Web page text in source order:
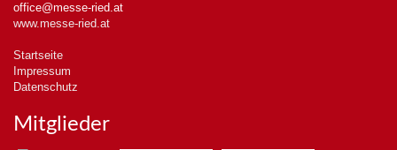
office@messe-ried.at
www.messe-ried.at
Startseite
Impressum
Datenschutz
Mitglieder